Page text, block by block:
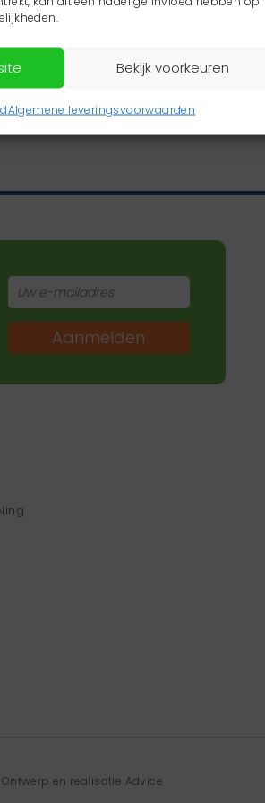
Bekijk voorkeuren
Algemene leveringsvoorwaarden
Aanmelden
en realisatie Advice